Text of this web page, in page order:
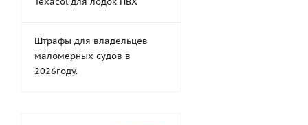
Штрафы для владельцев
маломерных судов в
2026году.